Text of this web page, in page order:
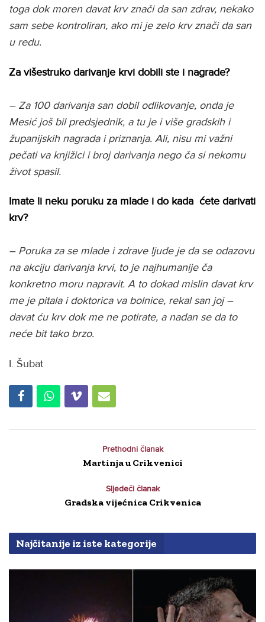
toga dok moren davat krv znači da san zdrav, nekako
sam sebe kontroliran, ako mi je zelo krv znači da san
u redu.
Za višestruko darivanje krvi dobili ste i nagrade?
– Za 100 darivanja san dobil odlikovanje, onda je
Mesić još bil predsjednik, a tu je i više gradskih i
županijskih nagrada i priznanja. Ali, nisu mi važni
pečati va knjižici i broj darivanja nego ča si nekomu
život spasil.
Imate li neku poruku za mlade i do kada ćete darivati
krv?
– Poruka za se mlade i zdrave ljude je da se odazovu
na akciju darivanja krvi, to je najhumanije ča
konkretno moru napravit. A to dokad mislin davat krv
me je pitala i doktorica va bolnice, rekal san joj –
davat ću krv dok me ne potirate, a nadan se da to
neće bit tako brzo.
I. Šubat
Prethodni članak
Martinja u Crikvenici
Sljedeći članak
Gradska vijećnica Crikvenica
Najčitanije iz iste kategorije